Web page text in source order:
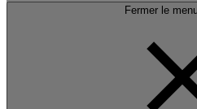
Fermer le